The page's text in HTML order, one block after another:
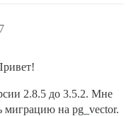
2.8.5 до 3.5.2. Мне
миграцию на pg_vector.